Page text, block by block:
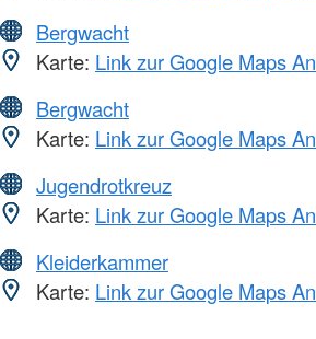
Bergwacht
Karte: Link zur Google Maps
Bergwacht
Karte: Link zur Google Maps
Jugendrotkreuz
Karte: Link zur Google Maps
Kleiderkammer
Karte: Link zur Google Maps